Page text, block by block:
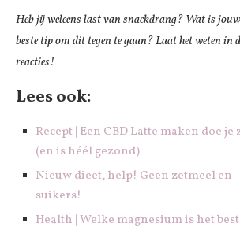
Heb jij weleens last van snackdrang? Wat is jouw
beste tip om dit tegen te gaan? Laat het weten in
reacties!
Lees ook:
Recept | Een CBD Latte maken doe je
(en is héél gezond)
Nieuw dieet, help! Geen zetmeel en
suikers!
Health | Welke magnesium is het best